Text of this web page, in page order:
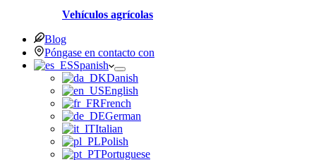
Vehículos agrícolas
Blog
Póngase en contacto con
Spanish
Danish
English
French
German
Italian
Polish
Portuguese